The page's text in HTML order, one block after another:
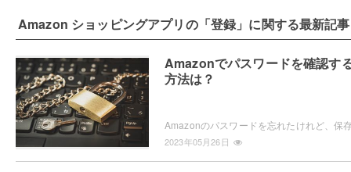
Amazon ショッピングアプリの「登録 」に関する最新記事
Amazonでパスワードを確認す
方法は？
2023年05月26日